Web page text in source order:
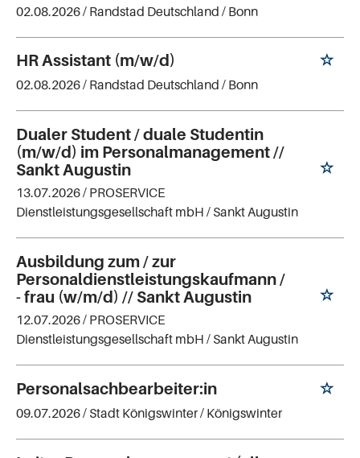
02.08.2026 / Randstad Deutschland / Bonn
HR Assistant (m/w/d)
02.08.2026 / Randstad Deutschland / Bonn
Dualer Student / duale Studentin
(m/w/d) im Personalmanagement //
Sankt Augustin
13.07.2026 / PROSERVICE
Dienstleistungsgesellschaft mbH / Sankt Augustin
Ausbildung zum / zur
Personaldienstleistungskaufmann /
- frau (w/m/d) // Sankt Augustin
12.07.2026 / PROSERVICE
Dienstleistungsgesellschaft mbH / Sankt Augustin
Personalsachbearbeiter:in
09.07.2026 / Stadt Königswinter/ Königswinter